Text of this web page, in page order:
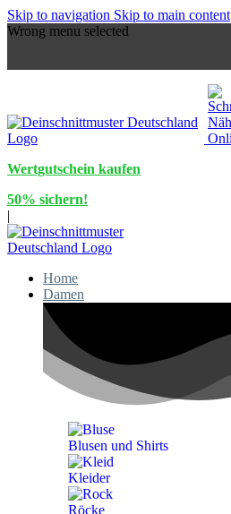
Skip to navigation Skip to main content
Wrong menu selected
Wertgutschein kaufen
50% sichern!
|
Home
Damen
Blusen und Shirts
Kleider
Röcke